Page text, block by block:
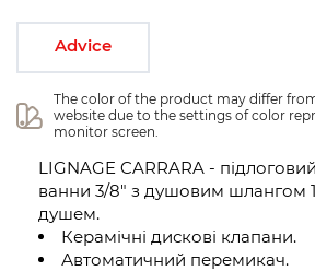
Advice
The color of the product may differ
website due to the settings of color
monitor screen.
LIGNAGE CARRARA -
ванни 3/8" з душовим шлангом
душем.
Керамічні дискові клапани.
Автоматичний перемикач.